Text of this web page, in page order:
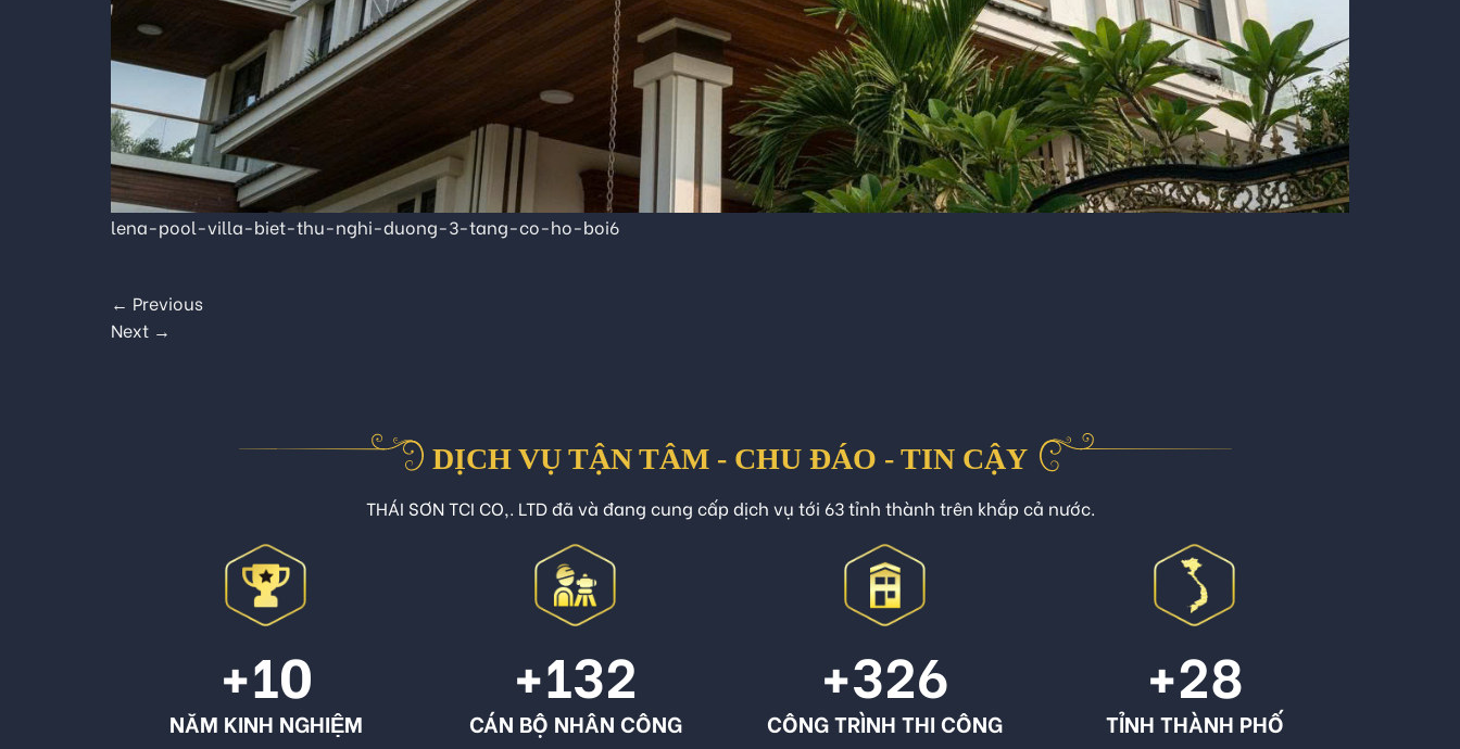
lena-pool-villa-biet-thu-nghi-duong-3-tang-co-ho-boi6
← Previous
Next →
DỊCH VỤ TẬN TÂM - CHU ĐÁO - TIN CẬY
THÁI SƠN TCI CO,. LTD đã và đang cung cấp dịch vụ tới 63 tỉnh thành trên khắp cả nước.
+10
NĂM KINH NGHIỆM
+132
CÁN BỘ NHÂN CÔNG
+326
CÔNG TRÌNH THI CÔNG
+28
TỈNH THÀNH PHỐ